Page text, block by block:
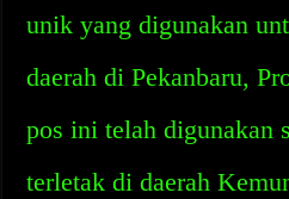
unik yang digunakan
daerah di Pekanbaru,
pos ini telah digunakan
terletak di daerah